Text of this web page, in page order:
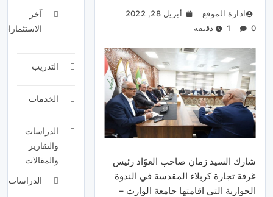
ادارة الموقع
أبريل 28, 2022
0
1 دقيقة
شارك السيد زمان صاحب العوّاد رئيس
غرفة تجارة كربلاء المقدسة في الندوة
الحوارية التي اقامتها جامعة الوارث –
آخر
الاستثمارات
التدريب
الخدمات
الدراسات
والتقارير
والمقالات
الدراسات